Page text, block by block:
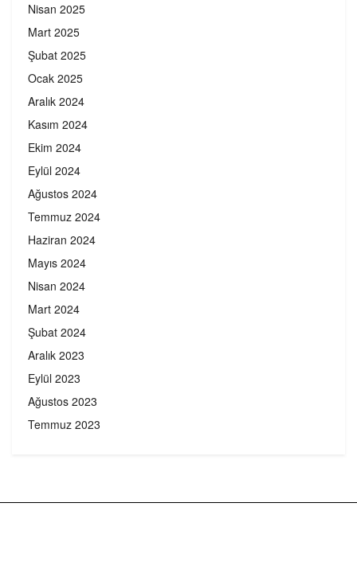
Nisan 2025
Mart 2025
Şubat 2025
Ocak 2025
Aralık 2024
Kasım 2024
Ekim 2024
Eylül 2024
Ağustos 2024
Temmuz 2024
Haziran 2024
Mayıs 2024
Nisan 2024
Mart 2024
Şubat 2024
Aralık 2023
Eylül 2023
Ağustos 2023
Temmuz 2023